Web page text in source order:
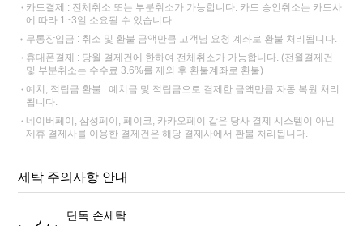
카드결제 : 전체취소 또는 부분취소가 가능합니다. 카드 승인취소는 카드사
에 따라 1~3일 소요될 수 있습니다.
무통장입금 : 취소 및 환불 금액만큼 고객님 요청 계좌로 환불 처리됩니다.
휴대폰결제 : 당월 결제건에 한하여 전체취소가 가능합니다. (전월결제건
및 부분취소는 수수료 3.6%를 제외 후 환불계좌로 환불)
예치, 적립금 환불 : 예치금 및 적립금으로 결제한 금액만큼 자동 복원 처리
됩니다.
네이버페이, 삼성페이, 페이코, 카카오페이 같은 당사 결제 시스템이 아닌
제휴 결제사를 이용한 결제건은 해당 결제사에서 환불 처리됩니다.
세탁 주의사항 안내
단독 손세탁